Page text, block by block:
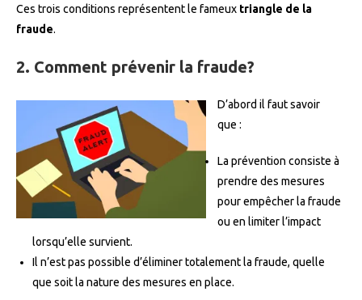
Ces trois conditions représentent le fameux triangle de la
fraude.
2. Comment prévenir la fraude?
D’abord il faut savoir
que :
La prévention consiste à
prendre des mesures
pour empêcher la fraude
ou en limiter l’impact
lorsqu’elle survient.
Il n’est pas possible d’éliminer totalement la fraude, quelle
que soit la nature des mesures en place.